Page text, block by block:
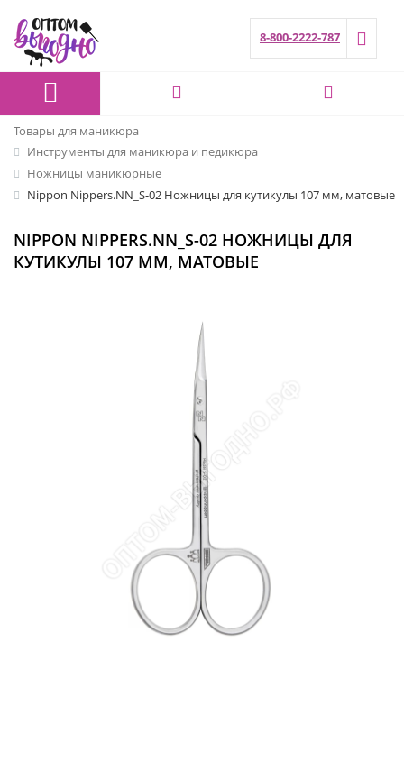
8-800-2222-787
Товары для маникюра
Инструменты для маникюра и педикюра
Ножницы маникюрные
Nippon Nippers.NN_S-02 Ножницы для кутикулы 107 мм, матовые
NIPPON NIPPERS.NN_S-02 НОЖНИЦЫ ДЛЯ
КУТИКУЛЫ 107 ММ, МАТОВЫЕ